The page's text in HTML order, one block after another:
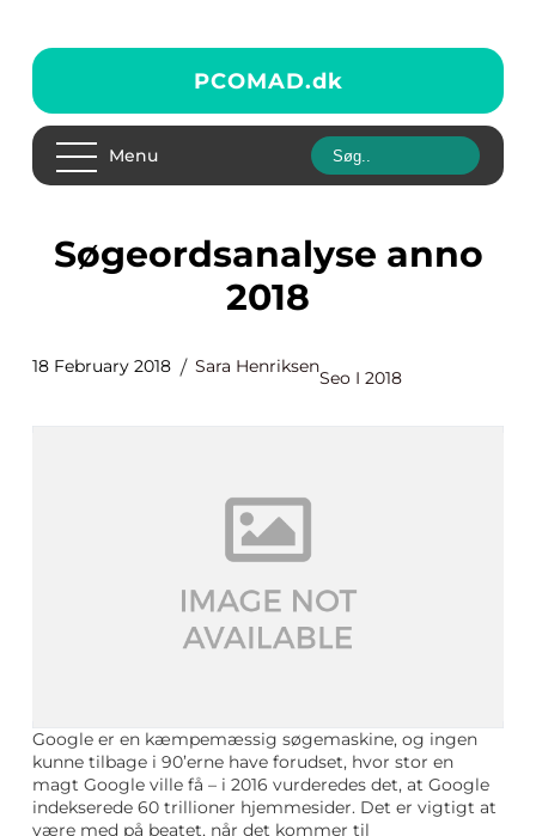
PCOMAD.dk
Menu
Søgeordsanalyse anno
2018
18 February 2018 Sara Henriksen
Seo I 2018
Google er en kæmpemæssig søgemaskine, og ingen
kunne tilbage i 90’erne have forudset, hvor stor en
magt Google ville få – i 2016 vurderedes det, at Google
indekserede 60 trillioner hjemmesider. Det er vigtigt at
være med på beatet, når det kommer til